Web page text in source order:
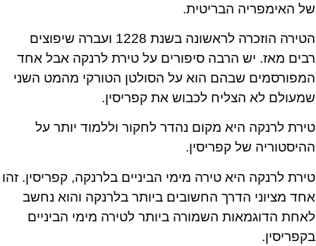
של האימפריה הבריטית.
הטירה הוזכרה לראשונה בשנת 1228 ועברה שיפוצים
רבים מאז. יש הרבה סיפורים על טירת לרנקה אבל אחד
המפורסמים שבהם הוא על הסולטן הטורקי מהמט השני
שמעולם לא הצליח לכבוש את קפריסין.
טירת לרנקה היא מקום נהדר לחקור וללמוד יותר על
ההיסטוריה של קפריסין.
טירת לרנקה היא טירה מימי הביניים בלרנקה, קפריסין. זהו
אחד מציוני הדרך החשובים ביותר בלרנקה והוא נחשב
לאחת הדוגמאות השמורה ביותר לטירה מימי הביניים
בקפריסין.